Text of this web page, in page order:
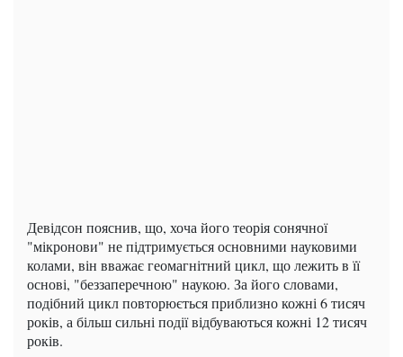
Девідсон пояснив, що, хоча його теорія сонячної
"мікронови" не підтримується основними науковими
колами, він вважає геомагнітний цикл, що лежить в її
основі, "беззаперечною" наукою. За його словами,
подібний цикл повторюється приблизно кожні 6 тисяч
років, а більш сильні події відбуваються кожні 12 тисяч
років.